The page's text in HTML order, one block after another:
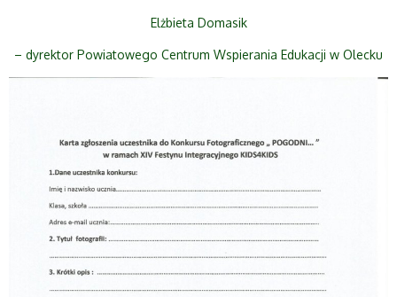
Elżbieta Domasik
– dyrektor Powiatowego Centrum Wspierania Edukacji w Olecku